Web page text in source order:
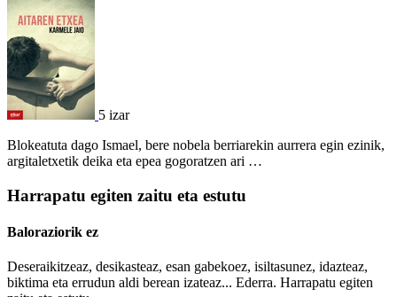
5 izar
Blokeatuta dago Ismael, bere nobela berriarekin aurrera egin ezinik,
argitaletxetik deika eta epea gogoratzen ari …
Harrapatu egiten zaitu eta estutu
Baloraziorik ez
Deseraikitzeaz, desikasteaz, esan gabekoez, isiltasunez, idazteaz,
biktima eta errudun aldi berean izateaz... Ederra. Harrapatu egiten